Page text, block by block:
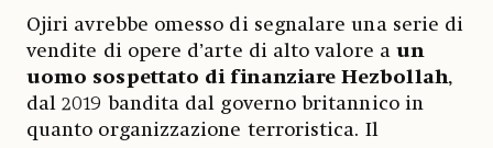
Ojiri avrebbe omesso di segnalare una serie di
vendite di opere d’arte di alto valore a un
uomo sospettato di finanziare Hezbollah,
dal 2019 bandita dal governo britannico in
quanto organizzazione terroristica. Il